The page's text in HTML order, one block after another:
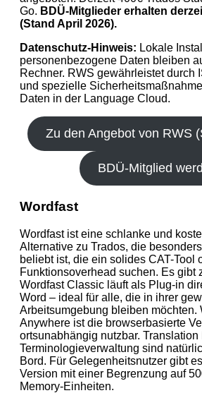
Go. BDÜ-Mitglieder erhalten
(Stand April 2026).
Datenschutz-Hinweis: Lokale
personenbezogene Daten bleiben
Rechner. RWS gewährleistet durch
und spezielle
Daten in der Language Cloud.
Zu den Angebot von RWS
BDÜ-Mitglied
Wordfast
Wordfast ist eine schlanke und
Alternative zu Trados, die
beliebt ist, die ein solides CAT-Tool
Funktionsoverhead suchen. Es gibt
Wordfast Classic läuft als Plug-in
Word – ideal für alle, die in ihrer
Arbeitsumgebung bleiben möchten.
Anywhere ist die browserbasierte
ortsunabhängig nutzbar. Translation
Terminologieverwaltung sind
Bord. Für Gelegenheitsnutzer gibt
Version mit einer Begrenzung auf
Memory-Einheiten.